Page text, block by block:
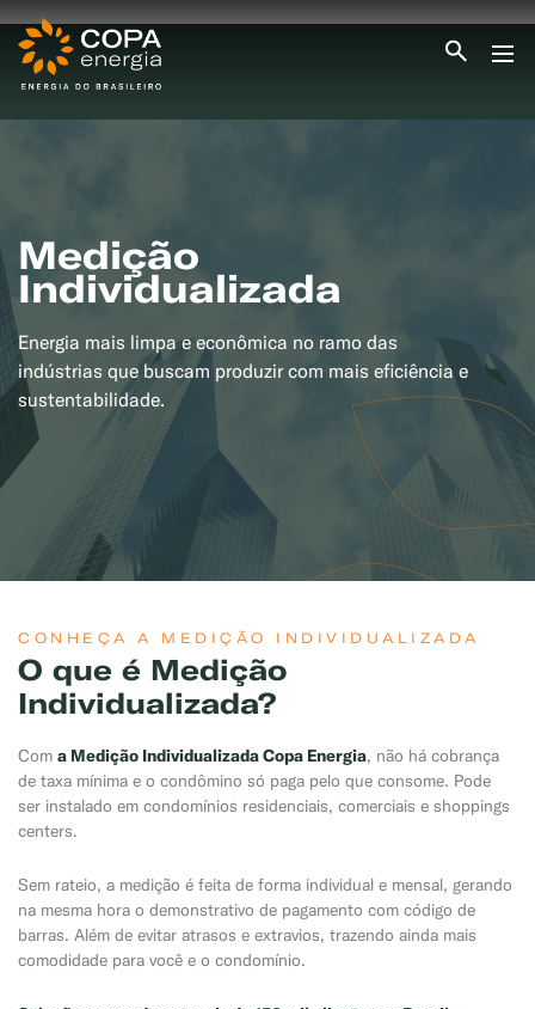
PEÇA GÁS
SEJA REVENDEDOR
MEDIÇÃO INDIVIDUALIZADA
#CAMPANHAS
Medição
Individualizada
Energia mais limpa e econômica no ramo das
indústrias que buscam produzir com mais eficiência e
sustentabilidade.
CONHEÇA A MEDIÇÃO INDIVIDUALIZADA
O que é Medição
Individualizada?
Com a Medição Individualizada Copa Energia, não há cobrança
de taxa mínima e o condômino só paga pelo que consome. Pode
ser instalado em condomínios residenciais, comerciais e shoppings
centers.
Sem rateio, a medição é feita de forma individual e mensal, gerando
na mesma hora o demonstrativo de pagamento com código de
barras. Além de evitar atrasos e extravios, trazendo ainda mais
comodidade para você e o condomínio.